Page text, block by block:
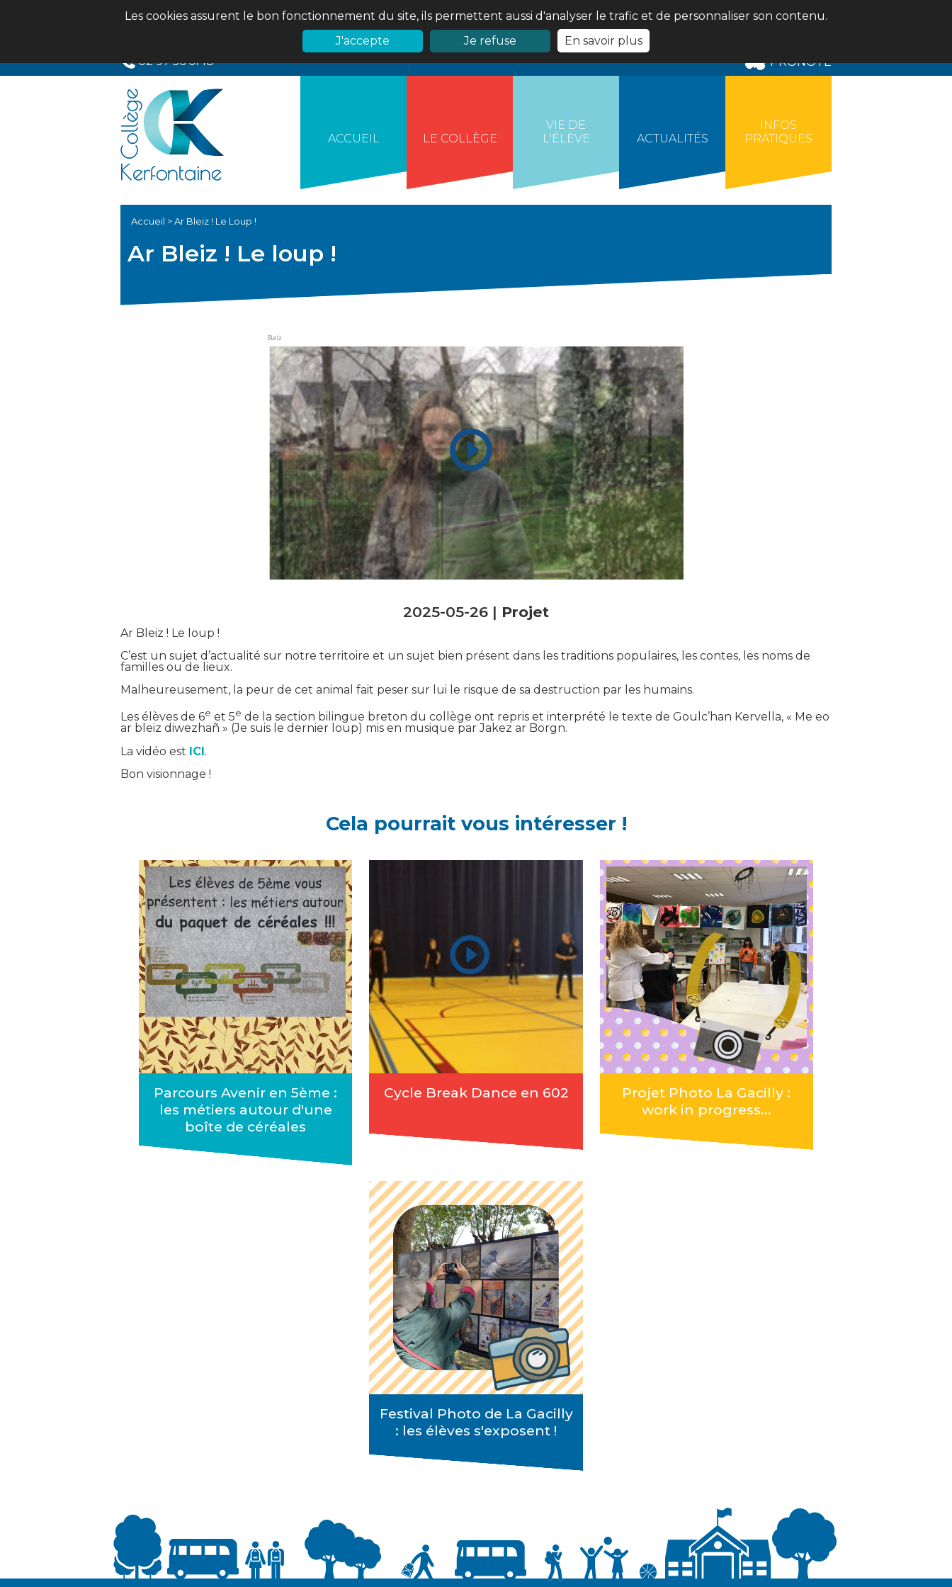
Les cookies assurent le bon fonctionnement du site, ils permettent aussi d'analyser le trafic et de personnaliser son contenu.
J'accepte
Je refuse
En savoir plus
02 97 56 61 18
PRONOTE
ACCUEIL LE COLLÈGE
VIE DE
L'ÉLÈVE
ACTUALITÉS
INFOS
PRATIQUES
Accueil >Ar Bleiz ! Le Loup !
Ar Bleiz ! Le loup !
2025-05-26 | Projet
Ar Bleiz ! Le loup !
C’est un sujet d’actualité sur notre territoire et un sujet bien présent dans les traditions populaires, les contes, les noms de
familles ou de lieux.
Malheureusement, la peur de cet animal fait peser sur lui le risque de sa destruction par les humains.
Les élèves de 6e et 5e de la section bilingue breton du collège ont repris et interprété le texte de Goulc’han Kervella, « Me eo
ar bleiz diwezhañ » (Je suis le dernier loup) mis en musique par Jakez ar Borgn.
La vidéo est ICI.
Bon visionnage !
Cela pourrait vous intéresser !
Parcours Avenir en 5ème :
les métiers autour d'une
boîte de céréales
Cycle Break Dance en 602
Projet Photo La Gacilly :
work in progress...
Festival Photo de La Gacilly
: les élèves s'exposent !